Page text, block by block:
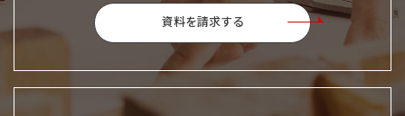
資料を請求する